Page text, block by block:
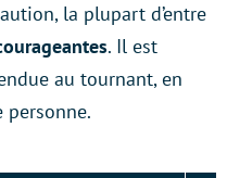
la plupart d’entre
. Il est
au tournant, en
personne.